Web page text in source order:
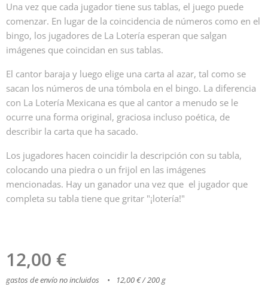
Una vez que cada jugador tiene sus tablas, el juego puede
comenzar. En lugar de la coincidencia de números como en el
bingo, los jugadores de La Lotería esperan que salgan
imágenes que coincidan en sus tablas.
El cantor baraja y luego elige una carta al azar, tal como se
sacan los números de una tómbola en el bingo. La diferencia
con La Lotería Mexicana es que al cantor a menudo se le
ocurre una forma original, graciosa incluso poética, de
describir la carta que ha sacado.
Los jugadores hacen coincidir la descripción con su tabla,
colocando una piedra o un frijol en las imágenes
mencionadas. Hay un ganador una vez que el jugador que
completa su tabla tiene que gritar "¡lotería!"
12,00 €
gastos de envío no incluidos 12,00 € / 200 g